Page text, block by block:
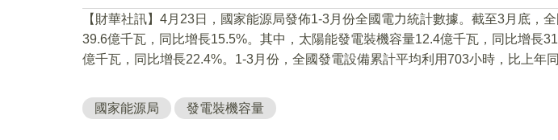
【財華社訊】4月23日，國家能源局發佈1-3月份全國電力統計數據。截至3月底，
39.6億千瓦，同比增長15.5%。其中，太陽能發電裝機容量12.4億千瓦，同比增長
億千瓦，同比增長22.4%。1-3月份，全國發電設備累計平均利用703小時，比上年
國家能源局 發電裝機容量